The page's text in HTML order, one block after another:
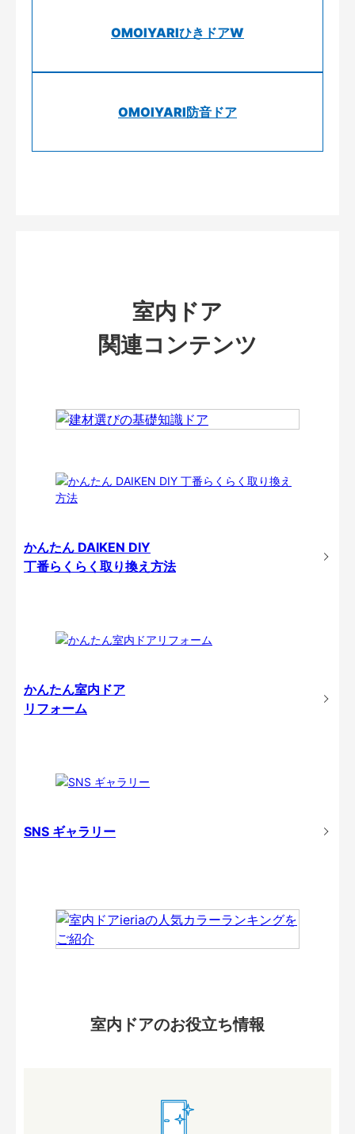
OMOIYARIひきドアW
OMOIYARI防音ドア
室内ドア
関連コンテンツ
かんたん DAIKEN DIY
丁番らくらく取り換え方法
かんたん室内ドア
リフォーム
SNS ギャラリー
室内ドアのお役立ち情報